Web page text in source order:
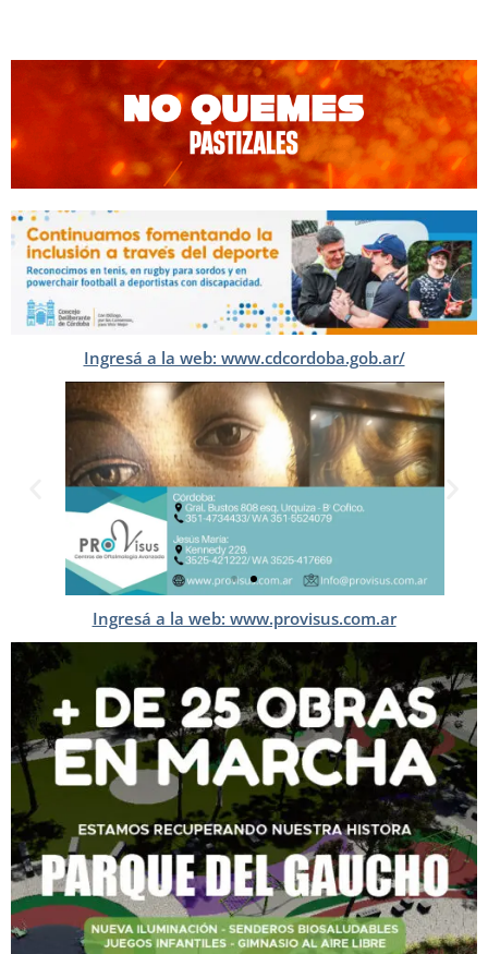
Ingresá a la web: www.cdcordoba.gob.ar/
Ingresá a la web: www.provisus.com.ar